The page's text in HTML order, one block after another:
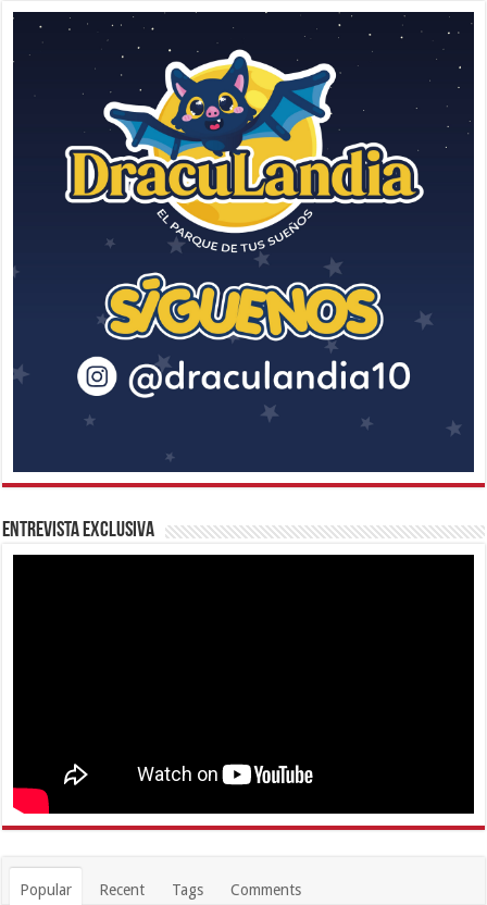
Entrevista Exclusiva
Popular Recent Tags Comments